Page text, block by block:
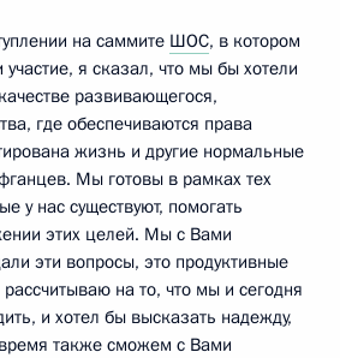
на саммите ШОС, в котором
я сказал, что мы бы хотели
развивающегося,
где обеспечиваются права
жизнь и другие нормальные
Мы готовы в рамках тех
у нас существуют, помогать
этих целей. Мы с Вами
эти вопросы, это продуктивные
на то, что мы и сегодня
и хотел бы высказать надежду,
также сможем с Вами